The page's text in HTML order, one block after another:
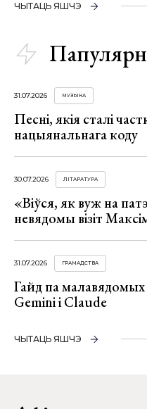
ЧЫТАЦЬ ЯШЧЭ
31.07.2026 МУЗЫКА
Песні, якія сталі
нацыянальнага коду
30.07.2026 ЛІТАРАТУРА
«Віўся, як вуж на
невядомы візіт
31.07.2026 ГРАМАДСТВА
Гайд па
Gemini і Claude
ЧЫТАЦЬ ЯШЧЭ